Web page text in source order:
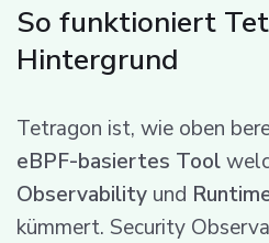
So funktioniert
Hintergrund
Tetragon ist, wie oben
eBPF-basiertes Tool
Observability und
kümmert. Security